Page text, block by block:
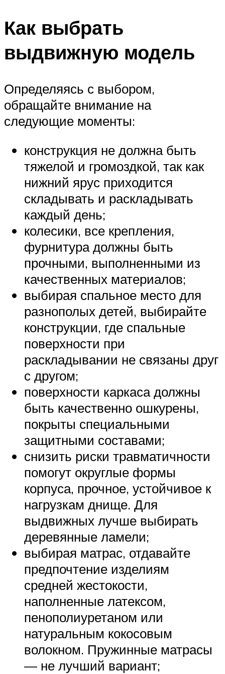
Как выбрать
выдвижную модель
Определяясь с выбором,
обращайте внимание на
следующие моменты:
конструкция не должна быть
тяжелой и громоздкой, так как
нижний ярус приходится
складывать и раскладывать
каждый день;
колесики, все крепления,
фурнитура должны быть
прочными, выполненными из
качественных материалов;
выбирая спальное место для
разнополых детей, выбирайте
конструкции, где спальные
поверхности при
раскладывании не связаны друг
с другом;
поверхности каркаса должны
быть качественно ошкурены,
покрыты специальными
защитными составами;
снизить риски травматичности
помогут округлые формы
корпуса, прочное, устойчивое к
нагрузкам днище. Для
выдвижных лучше выбирать
деревянные ламели;
выбирая матрас, отдавайте
предпочтение изделиям
средней жестокости,
наполненные латексом,
пенополиуретаном или
натуральным кокосовым
волокном. Пружинные матрасы
— не лучший вариант;